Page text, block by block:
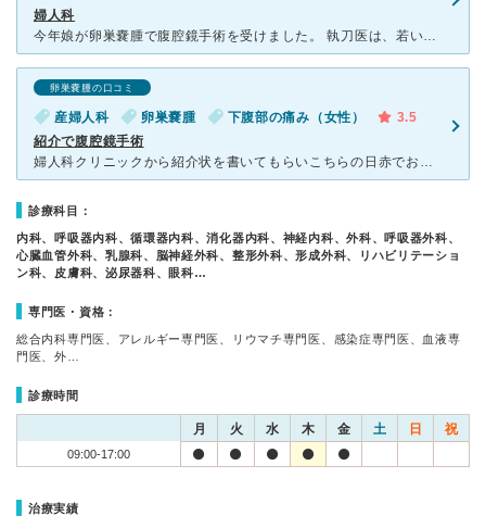
婦人科
今年娘が卵巣嚢腫で腹腔鏡手術を受けました。 執刀医は、若い女医さんで、とても優しく感じがよく、術後経過も良好でした。 術前、術後の説明も丁寧にしていただき、良かったです。 待ち時間が長く、予
卵巣嚢腫の口コミ
産婦人科 卵巣嚢腫 下腹部の痛み（女性）
3.5
紹介で腹腔鏡手術
婦人科クリニックから紹介状を書いてもらいこちらの日赤でお世話になりました。術前検査や家族面談の際、先生が緊急オペが入ったのか？！３時間も家族と待たされ、仕事に戻らなくてはいけなかったので手術の内容や説
診療科目：
内科、呼吸器内科、循環器内科、消化器内科、神経内科、外科、呼吸器外科、
心臓血管外科、乳腺科、脳神経外科、整形外科、形成外科、リハビリテーショ
ン科、皮膚科、泌尿器科、眼科…
専門医・資格：
総合内科専門医、アレルギー専門医、リウマチ専門医、感染症専門医、血液専
門医、外…
診療時間
月 火 水 木 金 土 日 祝
09:00-17:00
治療実績